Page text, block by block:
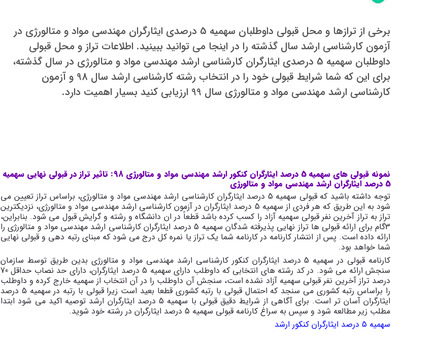
برخی از ترازها و محل قبولی داوطلبان سهمیه 5 درصدی ایثارگران مهندسی مواد و متالورژی در
آزمون کارشناسی ارشد سال گذشته را در اینجا می توانید ببینید. اطلاعات تراز و محل قبولی
داوطلبان سهمیه 5 درصدی ایثارگران کارشناسی ارشد مهندسی مواد و متالورژی در سال گذشته،
برای این که شما شرایط قبولی خود را در انتخاب رشته کارشناسی ارشد سال 98 و آزمون
کارشناسی ارشد مهندسی مواد و متالورژی سال 99 ارزیابی کنید بسیار اهمیت دارد.
نمونه قبولی های سهمیه 5 درصد ایثارگران کنکور ارشد مهندسی مواد و متالورژی 98: تاثیر تراز در قبولی نهایی سهمیه
5 درصد ایثارگران ارشد مهندسی مواد و متالورژی
توجه داشته باشید که قبولی سهمیه 5 درصد ایثارگران کارشناسی ارشد مهندسی مواد و متالورژی، براساس تراز تعیین می
شود به این طریق که هر فردی از سهمیه 5 درصد ایثارگران در آزمون کارشناسی ارشد مهندسی مواد و متالورژی، نزدیکترین
تراز به تراز آخرین نفر قبولی سهمیه آزاد را کسب کرده باشد قطعاً در ان دانشگاه و رشته و گرایش قبول می شود. بنابراین،
3گام برای ارائه قبولی ها تراز نهایی پذیرفته شدگان سهمیه 5 درصد ایثارگران کارشناسی ارشد مهندسی مواد و متالورژی را
ارائه داده است. پس از انتشار کارنامه در کارنامه شما یک تراز یا نمره کل درج می شود که مبنای رتبه دهی و قبولی نهایی
شما خواهد بود.
کارنامه قبولی در سهمیه 5 درصد ایثارگران کنکور کارشناسی ارشد مهندسی مواد و متالورژی بدین طریق توسط سازمان
سنجش ارائه می شود. در کد رشته های انتخابی که داوطلب دارای سهمیه 5 درصد ایثارگران، دارای حد نصاب حداقل 70
درصد تراز آخرین نفر قبولی سهمیه آزاد نشده است، سنجش آن داوطلب را در آن انتخاب از سهمیه خارج کرده و داوطلب
را براساس رتبه کشوری می سنجد که احتمال قبولی با رتبه کشوری قطعا بعید است زیرا قبولی با رتبه در سهمیه 5 درصد
ایثارگران آسان تر است. برای آگاهی از شرایط دقیق قبولی با سهمیه 5 درصد ایثارگران ارشد توصیه اکید می شود ابتدا
مطلب زیر مطالعه شود و سپس به سراغ کارنامه قبولی سهمیه 5 درصد ایثارگران در رشته خود شوید.
سهمیه 5 درصد ایثارگران کنکور ارشد